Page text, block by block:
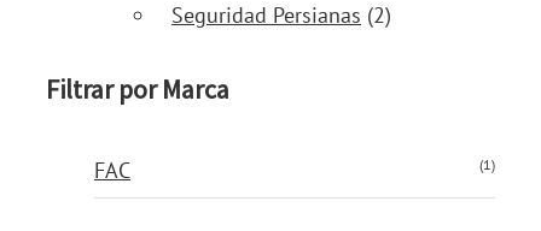
Seguridad Persianas (2)
Filtrar por Marca
FAC (1)